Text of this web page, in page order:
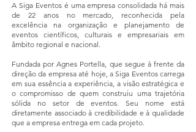
A Siga Eventos é uma empresa consolidada há mais
de 22 anos no mercado, reconhecida pela
excelência na organização e planejamento de
eventos científicos, culturais e empresariais em
âmbito regional e nacional.
Fundada por Agnes Portella, que segue à frente da
direção da empresa até hoje, a Siga Eventos carrega
em sua essência a experiência, a visão estratégica e
o compromisso de quem construiu uma trajetória
sólida no setor de eventos. Seu nome está
diretamente associado à credibilidade e à qualidade
que a empresa entrega em cada projeto.